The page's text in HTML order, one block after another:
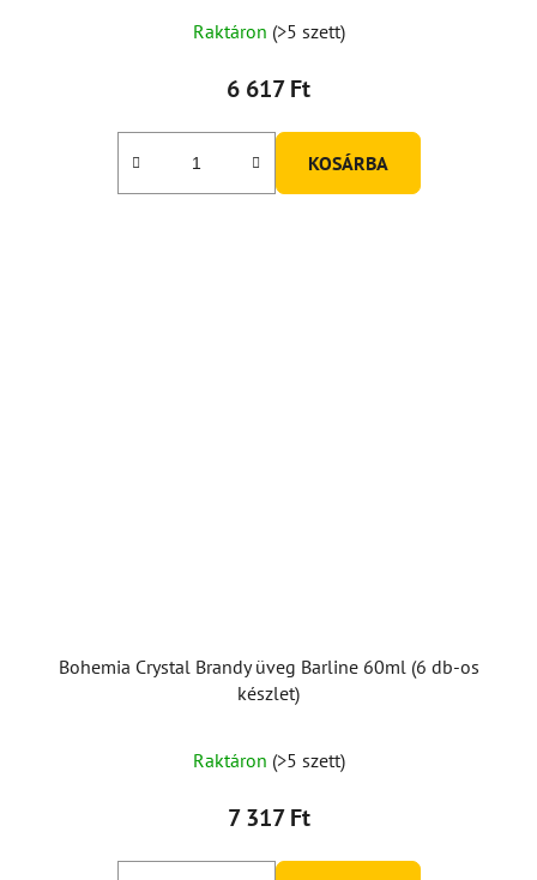
Raktáron (>5 szett)
6 617 Ft
KOSÁRBA
Bohemia Crystal Brandy üveg Barline 60ml (6 db-os
készlet)
Raktáron (>5 szett)
7 317 Ft